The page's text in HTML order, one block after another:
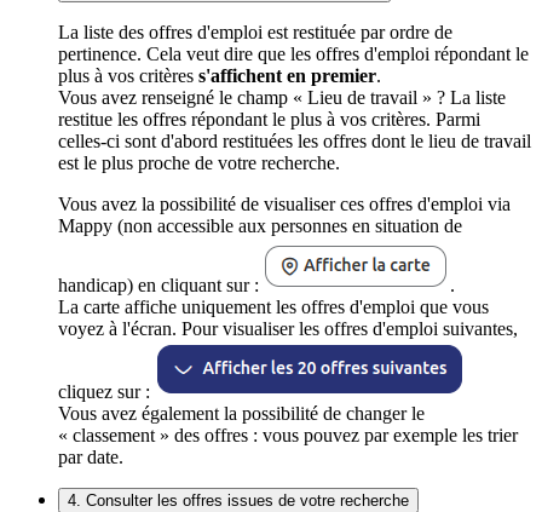
La liste des offres d'emploi est restituée par ordre de
pertinence. Cela veut dire que les offres d'emploi répondant le
plus à vos critères s'affichent en premier.
Vous avez renseigné le champ « Lieu de travail » ? La liste
restitue les offres répondant le plus à vos critères. Parmi
celles-ci sont d'abord restituées les offres dont le lieu de travail
est le plus proche de votre recherche.
Vous avez la possibilité de visualiser ces offres d'emploi via
Mappy (non accessible aux personnes en situation de
handicap) en cliquant sur :
.
La carte affiche uniquement les offres d'emploi que vous
voyez à l'écran. Pour visualiser les offres d'emploi suivantes,
cliquez sur :
Vous avez également la possibilité de changer le
« classement » des offres : vous pouvez par exemple les trier
par date.
4. Consulter les offres issues de votre recherche